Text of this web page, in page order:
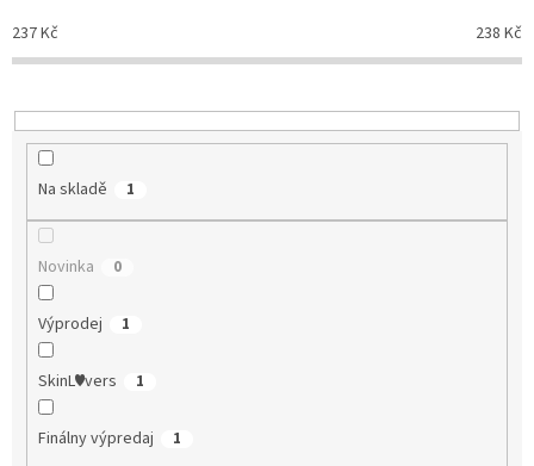
k
t
237Kč 238 Kč
Na skladě 1
Novinka 0
Výprodej 1
SkinL♥vers 1
Finálny výpredaj 1